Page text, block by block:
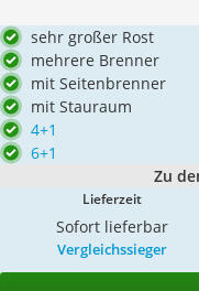
sehr großer Rost
mehrere Brenner
mit Seitenbrenner
mit Stauraum
4+1
6+1
Zu
Lieferzeit
Sofort lieferbar
Vergleichssieger